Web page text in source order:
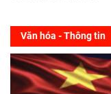
Văn hóa - Thông tin